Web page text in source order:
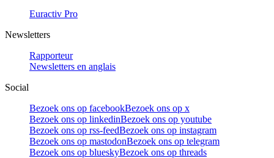
Euractiv Pro
Newsletters
Rapporteur
Newsletters en anglais
Social
Bezoek ons op facebookBezoek ons op x
Bezoek ons op linkedinBezoek ons op youtube
Bezoek ons op rss-feedBezoek ons op instagram
Bezoek ons op mastodonBezoek ons op telegram
Bezoek ons op blueskyBezoek ons op threads